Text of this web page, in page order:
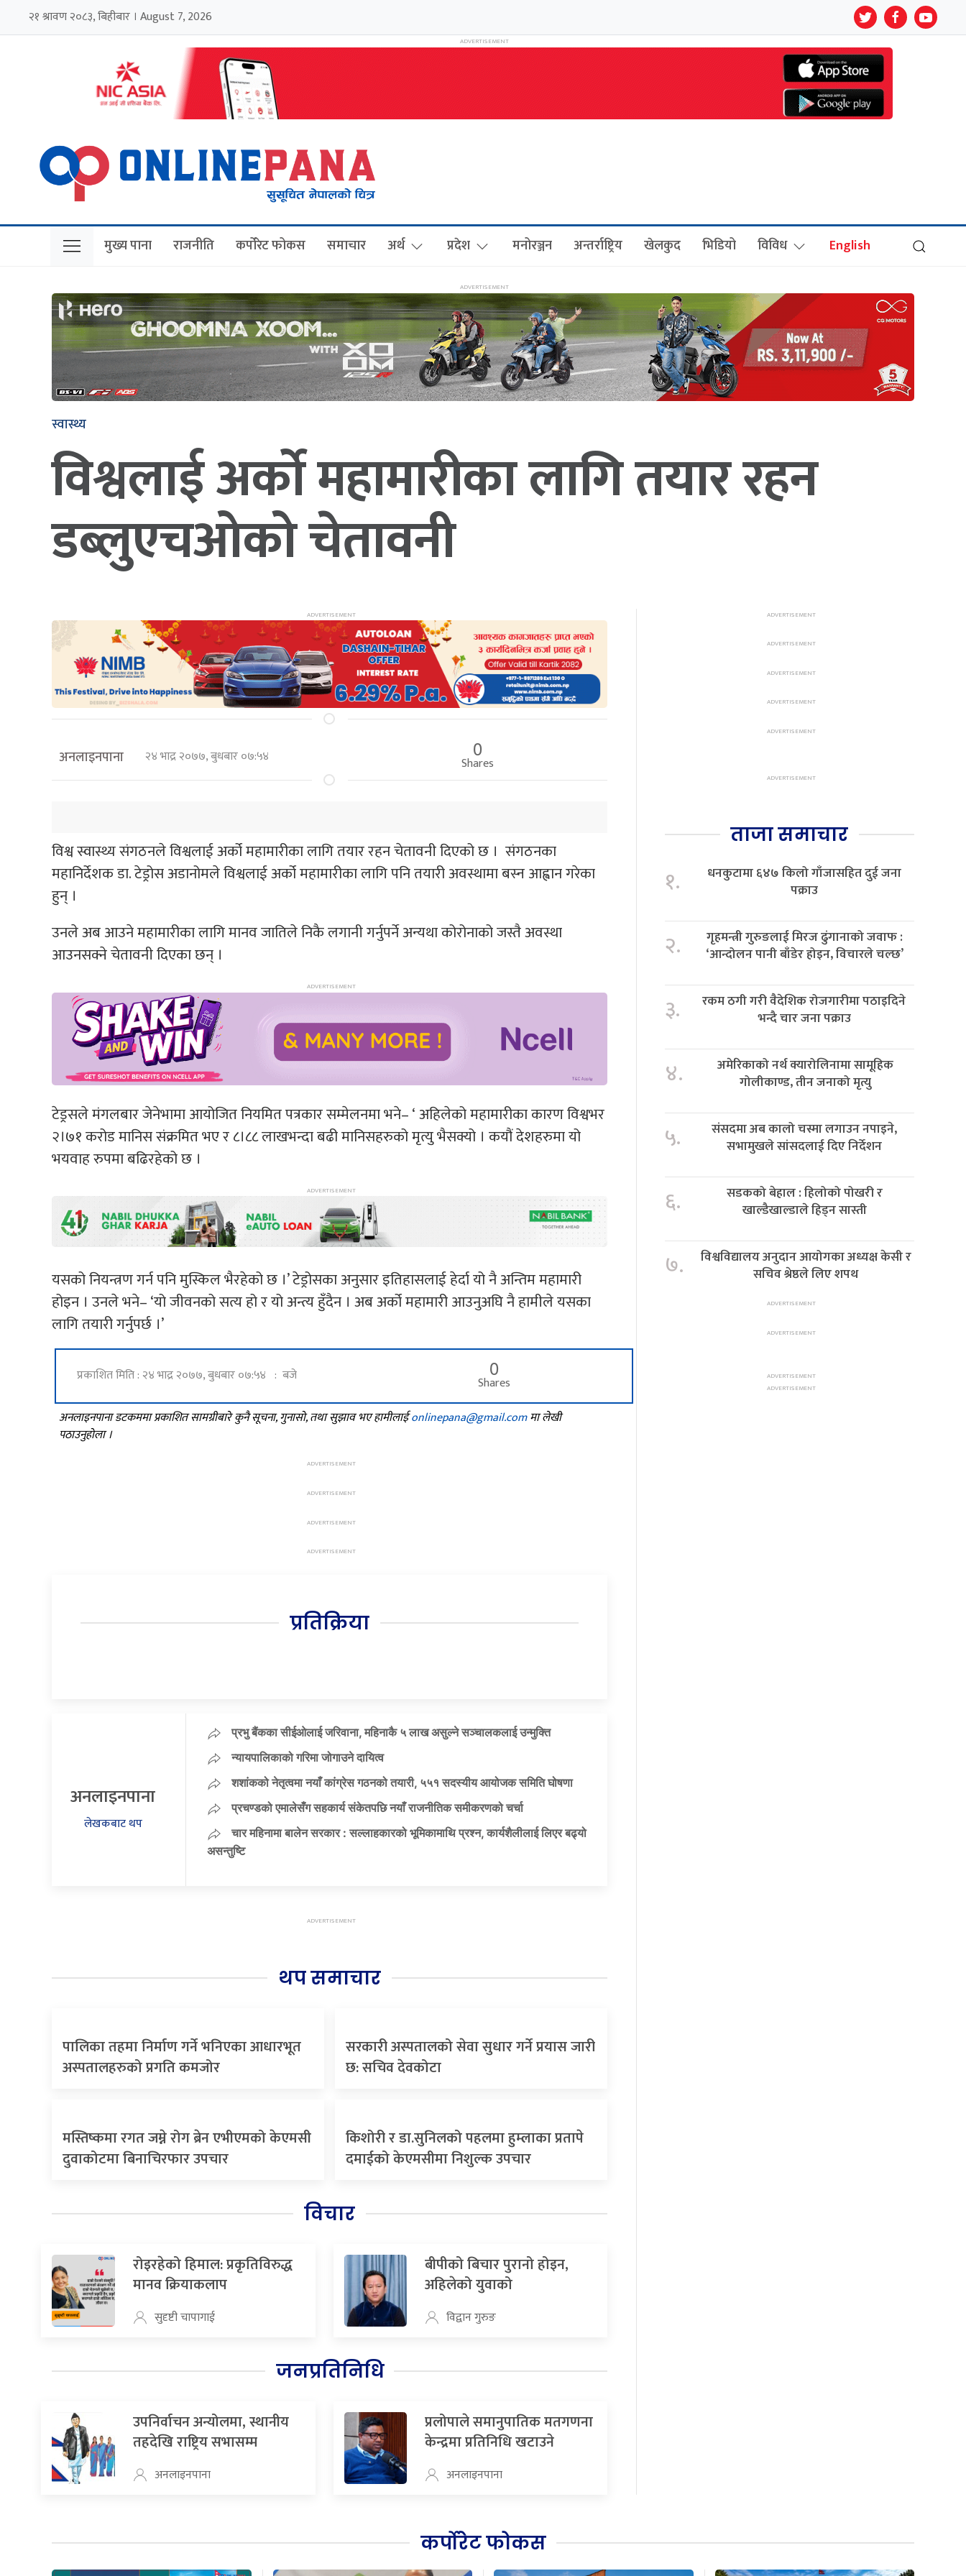
२१ श्रावण २०८३, बिहीबार । August 7, 2026
मुख्य पाना राजनीति कर्पोरेट फोकस समाचार अर्थ प्रदेश मनोरञ्जन अन्तर्राष्ट्रिय खेलकुद भिडियो विविध English
स्वास्थ्य
विश्वलाई अर्को महामारीका लागि तयार रहन
डब्लुएचओको चेतावनी
अनलाइनपाना २४ भाद्र २०७७, बुधबार ०७:५४ 0
Shares
विश्व स्वास्थ्य संगठनले विश्वलाई अर्को महामारीका लागि तयार रहन चेतावनी दिएको छ । संगठनका
महानिर्देशक डा. टेड्रोस अडानोमले विश्वलाई अर्को महामारीका लागि पनि तयारी अवस्थामा बस्न आह्वान गरेका
हुन् ।
उनले अब आउने महामारीका लागि मानव जातिले निकै लगानी गर्नुपर्ने अन्यथा कोरोनाको जस्तै अवस्था
आउनसक्ने चेतावनी दिएका छन् ।
टेड्रसले मंगलबार जेनेभामा आयोजित नियमित पत्रकार सम्मेलनमा भने– ‘ अहिलेको महामारीका कारण विश्वभर
२।७१ करोड मानिस संक्रमित भए र ८।८८ लाखभन्दा बढी मानिसहरुको मृत्यु भैसक्यो । कयौं देशहरुमा यो
भयवाह रुपमा बढिरहेको छ ।
यसको नियन्त्रण गर्न पनि मुस्किल भैरहेको छ ।’ टेड्रोसका अनुसार इतिहासलाई हेर्दा यो नै अन्तिम महामारी
होइन । उनले भने– ‘यो जीवनको सत्य हो र यो अन्त्य हुँदैन । अब अर्को महामारी आउनुअघि नै हामीले यसका
लागि तयारी गर्नुपर्छ ।’
प्रकाशित मिति : २४ भाद्र २०७७, बुधबार ०७:५४ : बजे 0
Shares
अनलाइनपाना डटकममा प्रकाशित सामग्रीबारे कुनै सूचना, गुनासो, तथा सुझाव भए हामीलाईonlinepana@gmail.comमा लेखी
पठाउनुहोला ।
प्रतिक्रिया
अनलाइनपाना
लेखकबाट थप
प्रभु बैंकका सीईओलाई जरिवाना, महिनाकै ५ लाख असुल्ने सञ्चालकलाई उन्मुक्ति
न्यायपालिकाको गरिमा जोगाउने दायित्व
शशांकको नेतृत्वमा नयाँ कांग्रेस गठनको तयारी, ५५१ सदस्यीय आयोजक समिति घोषणा
प्रचण्डको एमालेसँग सहकार्य संकेतपछि नयाँ राजनीतिक समीकरणको चर्चा
चार महिनामा बालेन सरकार : सल्लाहकारको भूमिकामाथि प्रश्न, कार्यशैलीलाई लिएर बढ्यो
असन्तुष्टि
थप समाचार
पालिका तहमा निर्माण गर्ने भनिएका आधारभूत
अस्पतालहरुको प्रगति कमजोर
सरकारी अस्पतालको सेवा सुधार गर्ने प्रयास जारी
छ: सचिव देवकोटा
मस्तिष्कमा रगत जम्ने रोग ब्रेन एभीएमको केएमसी
दुवाकोटमा बिनाचिरफार उपचार
किशोरी र डा.सुनिलको पहलमा हुम्लाका प्रतापे
दमाईको केएमसीमा निशुल्क उपचार
विचार
रोइरहेको हिमाल: प्रकृतिविरुद्ध
मानव क्रियाकलाप
सुदृष्टी चापागाई
बीपीको बिचार पुरानो होइन,
अहिलेको युवाको
विद्वान गुरुङ
जनप्रतिनिधि
उपनिर्वाचन अन्योलमा, स्थानीय
तहदेखि राष्ट्रिय सभासम्म
अनलाइनपाना
प्रलोपाले समानुपातिक मतगणना
केन्द्रमा प्रतिनिधि खटाउने
अनलाइनपाना
ताजा समाचार
१.
धनकुटामा ६४७ किलो गाँजासहित दुई जना
पक्राउ
२.
गृहमन्त्री गुरुङलाई मिरज ढुंगानाको जवाफ :
‘आन्दोलन पानी बाँडेर होइन, विचारले चल्छ’
३.
रकम ठगी गरी वैदेशिक रोजगारीमा पठाइदिने
भन्दै चार जना पक्राउ
४.
अमेरिकाको नर्थ क्यारोलिनामा सामूहिक
गोलीकाण्ड, तीन जनाको मृत्यु
५.
संसदमा अब कालो चस्मा लगाउन नपाइने,
सभामुखले सांसदलाई दिए निर्देशन
६.
सडकको बेहाल : हिलोको पोखरी र
खाल्डैखाल्डाले हिड्न सास्ती
७.
विश्वविद्यालय अनुदान आयोगका अध्यक्ष केसी र
सचिव श्रेष्ठले लिए शपथ
कर्पोरेट फोकस